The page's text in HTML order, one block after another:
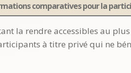
comparatives pour la
la rendre accessibles au
à titre privé qui ne